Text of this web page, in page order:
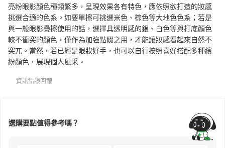
亮粉眼影顏色種類繁多，呈現效果各有特色，應依照欲打造的妝感
挑選合適的色系。如要單擦可挑選米色、棕色等大地色色系；若是
與一般眼影疊擦使用的話，選擇具透明感的銀、白色等與打底顏色
較不衝突的顏色，僅作為加強點綴之用，才能讓妝感看起來自然不
突兀。當然，若已經是眼妝好手，也可以自行按照喜好搭配多種繽
紛顏色，展現個人風采。
資訊錯誤回報
選購要點值得參考嗎？